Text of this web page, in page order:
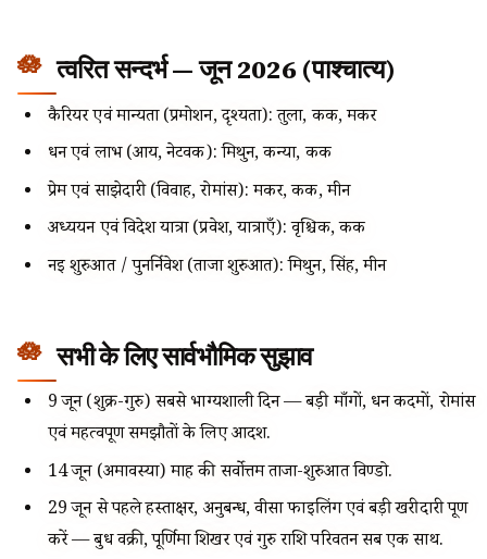
त्वरित सन्दर्भ — जून 2026 (पाश्चात्य)
कैरियर एवं मान्यता (प्रमोशन, दृश्यता): तुला, कर्क, मकर
धन एवं लाभ (आय, नेटवर्क): मिथुन, कन्या, कर्क
प्रेम एवं साझेदारी (विवाह, रोमांस): मकर, कर्क, मीन
अध्ययन एवं विदेश यात्रा (प्रवेश, यात्राएँ): वृश्चिक, कर्क
नई शुरुआत / पुनर्निवेश (ताजा शुरुआत): मिथुन, सिंह, मीन
सभी के लिए सार्वभौमिक सुझाव
9 जून (शुक्र-गुरु) सबसे भाग्यशाली दिन — बड़ी माँगों, धन कदमों, रोमांस
एवं महत्वपूर्ण समझौतों के लिए आदर्श.
14 जून (अमावस्या) माह की सर्वोत्तम ताजा-शुरुआत विण्डो.
29 जून से पहले हस्ताक्षर, अनुबन्ध, वीसा फाइलिंग एवं बड़ी खरीदारी पूर्ण
करें — बुध वक्री, पूर्णिमा शिखर एवं गुरु राशि परिवर्तन सब एक साथ.